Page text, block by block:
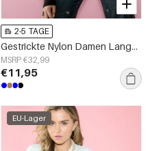
2-5 TAGE
Gestrickte Nylon Damen Langarm-Oberteil Basis Einfarbige Farbe
MSRP €32,99
€11,95
EU-Lager